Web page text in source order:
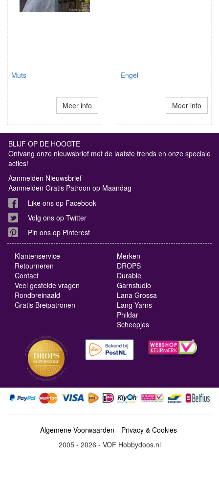
Muts
Meer info
Engel
Meer info
BLIJF OP DE HOOGTE
Ontvang onze nieuwsbrief met de laatste trends en onze speciale
acties!
Aanmelden Nieuwsbrief
Aanmelden Gratis Patroon op Maandag
Like ons op Facebook
Volg ons op Twitter
Pin ons op Pinterest
Klantenservice
Retourneren
Contact
Veel gestelde vragen
Rondbreinaald
Gratis Breipatronen
Merken
DROPS
Durable
Garnstudio
Lana Grossa
Lang Yarns
Phildar
Scheepjes
Algemene Voorwaarden
Privacy & Cookies
2005 - 2026 - VOF Hobbydoos.nl